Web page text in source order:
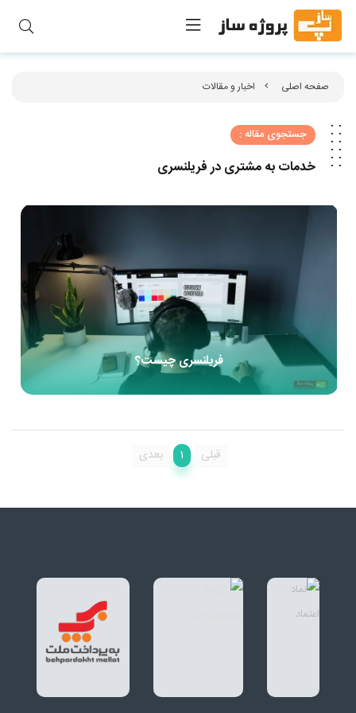
صفحه اصلی اخبار و مقالات
جستجوی مقاله :
خدمات به مشتری در فریلنسری
فریلنسری چیست؟
1